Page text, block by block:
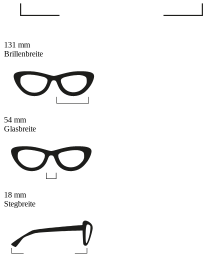
131 mm
Brillenbreite
54 mm
Glasbreite
18 mm
Stegbreite